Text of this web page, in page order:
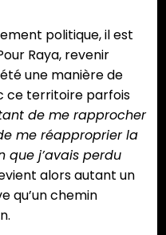
politique, il est
Raya, revenir
une manière de
ce territoire parfois
de me rapprocher
me réapproprier la
que j’avais perdu
alors autant un
qu’un chemin